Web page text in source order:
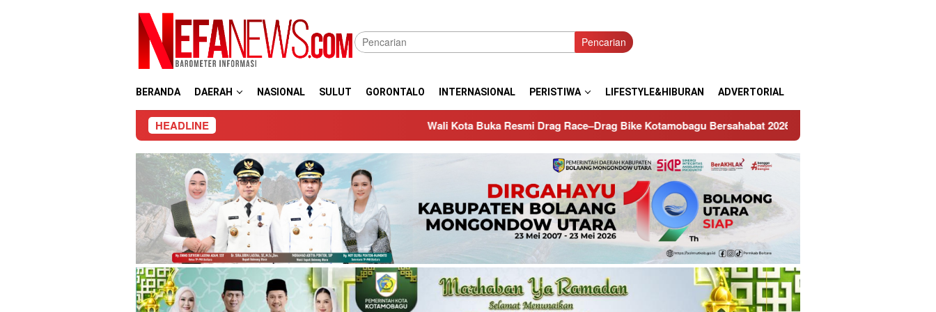
Pencarian
BERANDA DAERAH NASIONAL SULUT GORONTALO INTERNASIONAL PERISTIWA LIFESTYLE&HIBURAN ADVERTORIAL
HEADLINE Wali Kota Buka Resmi Drag Race–Drag Bike Kotamobagu Bersahabat 2026: Saat Hobi Otomotif Pemuda Disalurkan di Jalur Resmi